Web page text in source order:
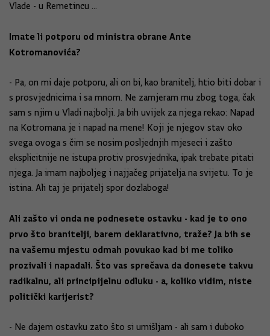
Vlade - u Remetincu ...
Imate li potporu od ministra obrane Ante
Kotromanovića?
- Pa, on mi daje potporu, ali on bi, kao branitelj, htio biti dobar i
s prosvjednicima i sa mnom. Ne zamjeram mu zbog toga, čak
sam s njim u Vladi najbolji. Ja bih uvijek za njega rekao: Napad
na Kotromana je i napad na mene! Koji je njegov stav oko
svega ovoga s čim se nosim posljednjih mjeseci i zašto
eksplicitnije ne istupa protiv prosvjednika, ipak trebate pitati
njega. Ja imam najboljeg i najjačeg prijatelja na svijetu. To je
istina. Ali taj je prijatelj spor dozlaboga!
Ali zašto vi onda ne podnesete ostavku - kad je to ono
prvo što branitelji, barem deklarativno, traže? Ja bih se
na vašemu mjestu odmah povukao kad bi me toliko
prozivali i napadali. Što vas sprečava da donesete takvu
radikalnu, ali principijelnu odluku - a, koliko vidim, niste
politički karijerist?
- Ne dajem ostavku zato što si umišljam - ali sam i duboko